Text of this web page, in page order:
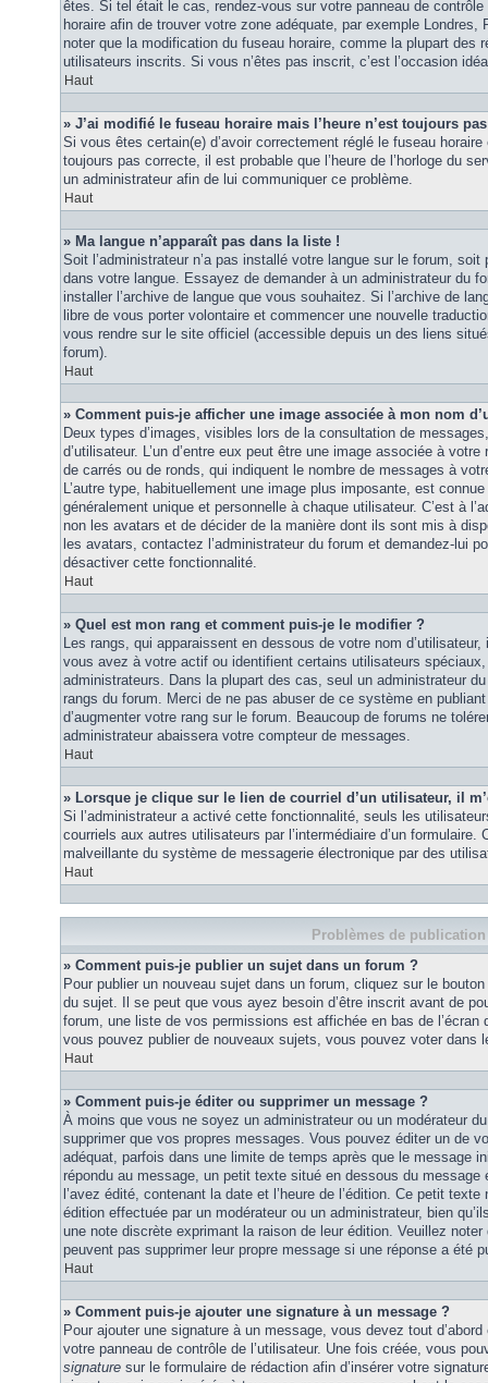
êtes. Si tel était le cas, rendez-vous sur votre panneau de
horaire afin de trouver votre zone adéquate, par exemple
noter que la modification du fuseau horaire, comme la plupart des
utilisateurs inscrits. Si vous n’êtes pas inscrit, c’est l’occasion
Haut
» J’ai modifié le fuseau horaire mais l’heure n’est toujours
Si vous êtes certain(e) d’avoir correctement réglé le fuseau horaire
toujours pas correcte, il est probable que l’heure de l’horloge du
un administrateur afin de lui communiquer ce problème.
Haut
» Ma langue n’apparaît pas dans la liste !
Soit l’administrateur n’a pas installé votre langue sur le forum, soit
dans votre langue. Essayez de demander à un administrateur du
installer l’archive de langue que vous souhaitez. Si l’archive de
libre de vous porter volontaire et commencer une nouvelle
vous rendre sur le site officiel (accessible depuis un des liens
forum).
Haut
» Comment puis-je afficher une image associée à mon nom
Deux types d’images, visibles lors de la consultation de
d’utilisateur. L’un d’entre eux peut être une image associée à
de carrés ou de ronds, qui indiquent le nombre de messages à
L’autre type, habituellement une image plus imposante, est
généralement unique et personnelle à chaque utilisateur. C’est à
non les avatars et de décider de la manière dont ils sont mis à
les avatars, contactez l’administrateur du forum et demandez-lui
désactiver cette fonctionnalité.
Haut
» Quel est mon rang et comment puis-je le modifier ?
Les rangs, qui apparaissent en dessous de votre nom
vous avez à votre actif ou identifient certains utilisateurs
administrateurs. Dans la plupart des cas, seul un administrateur
rangs du forum. Merci de ne pas abuser de ce système en
d’augmenter votre rang sur le forum. Beaucoup de forums ne
administrateur abaissera votre compteur de messages.
Haut
» Lorsque je clique sur le lien de courriel d’un utilisateur, il
Si l’administrateur a activé cette fonctionnalité, seuls les
courriels aux autres utilisateurs par l’intermédiaire d’un formulaire.
malveillante du système de messagerie électronique par des
Haut
Problèmes de publication
» Comment puis-je publier un sujet dans un forum ?
Pour publier un nouveau sujet dans un forum, cliquez sur le
du sujet. Il se peut que vous ayez besoin d’être inscrit avant de
forum, une liste de vos permissions est affichée en bas de
vous pouvez publier de nouveaux sujets, vous pouvez voter dans
Haut
» Comment puis-je éditer ou supprimer un message ?
À moins que vous ne soyez un administrateur ou un modérateur
supprimer que vos propres messages. Vous pouvez éditer un de
adéquat, parfois dans une limite de temps après que le message
répondu au message, un petit texte situé en dessous du message
l’avez édité, contenant la date et l’heure de l’édition. Ce petit texte
édition effectuée par un modérateur ou un administrateur, bien
une note discrète exprimant la raison de leur édition. Veuillez
peuvent pas supprimer leur propre message si une réponse a été
Haut
» Comment puis-je ajouter une signature à un message ?
Pour ajouter une signature à un message, vous devez tout d’abord
votre panneau de contrôle de l’utilisateur. Une fois créée, vous
signature sur le formulaire de rédaction afin d’insérer votre